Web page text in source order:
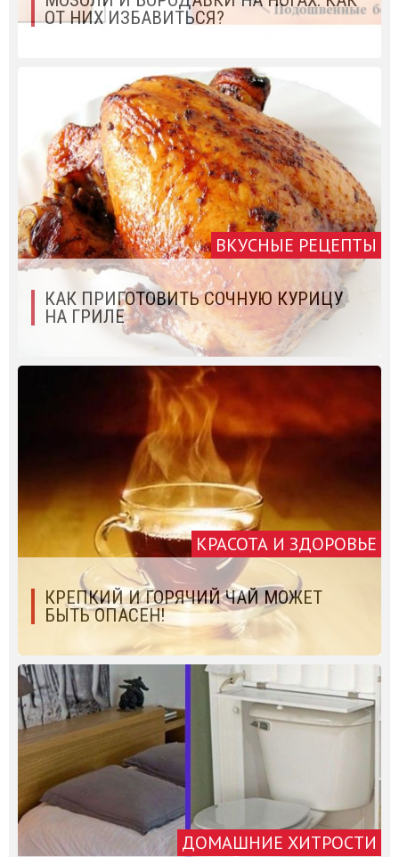
ОТ НИХ ИЗБАВИТЬСЯ?
ВКУСНЫЕ РЕЦЕПТЫ
КАК ПРИГОТОВИТЬ СОЧНУЮ КУРИЦУ
НА ГРИЛЕ
КРАСОТА И ЗДОРОВЬЕ
КРЕПКИЙ И ГОРЯЧИЙ ЧАЙ МОЖЕТ
БЫТЬ ОПАСЕН!
ДОМАШНИЕ ХИТРОСТИ